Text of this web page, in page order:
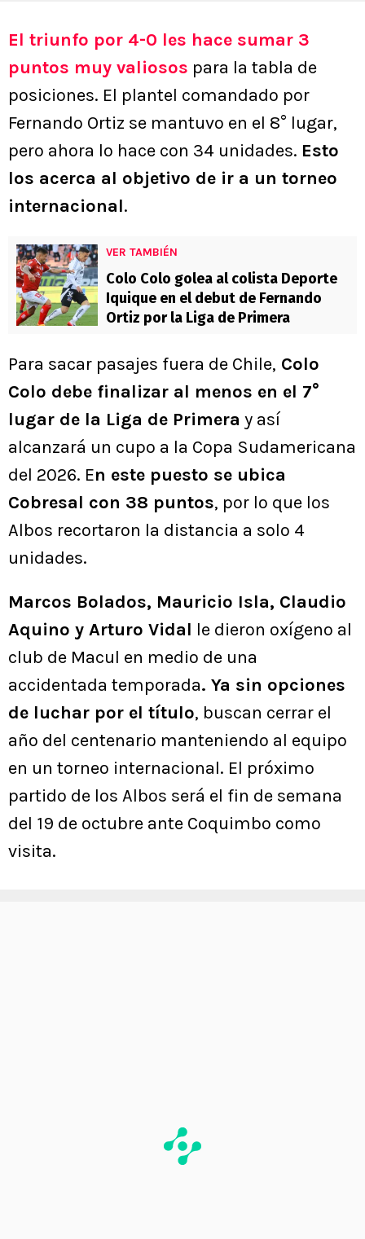
El triunfo por 4-0 les hace sumar 3
puntos muy valiosos para la tabla de
posiciones. El plantel comandado por
Fernando Ortiz se mantuvo en el 8° lugar,
pero ahora lo hace con 34 unidades. Esto
los acerca al objetivo de ir a un torneo
internacional.
VER TAMBIÉN
Colo Colo golea al colista Deporte
Iquique en el debut de Fernando
Ortiz por la Liga de Primera
Para sacar pasajes fuera de Chile, Colo
Colo debe finalizar al menos en el 7°
lugar de la Liga de Primera y así
alcanzará un cupo a la Copa Sudamericana
del 2026. En este puesto se ubica
Cobresal con 38 puntos, por lo que los
Albos recortaron la distancia a solo 4
unidades.
Marcos Bolados, Mauricio Isla, Claudio
Aquino y Arturo Vidal le dieron oxígeno al
club de Macul en medio de una
accidentada temporada. Ya sin opciones
de luchar por el título, buscan cerrar el
año del centenario manteniendo al equipo
en un torneo internacional. El próximo
partido de los Albos será el fin de semana
del 19 de octubre ante Coquimbo como
visita.